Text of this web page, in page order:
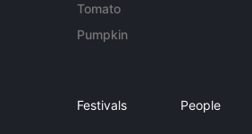
Tomato
Pumpkin
Festivals People